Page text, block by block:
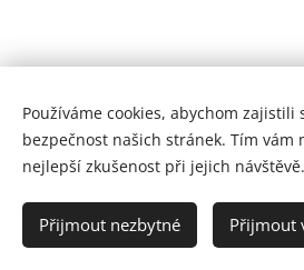
Poliklinika Králův Dvůr | Jsme
BH MED s.r.o. ® 2025
Používáme cookies, abychom zajistili
bezpečnost našich stránek. Tím vám
nejlepší zkušenost při jejich návštěvě.
Přijmout nezbytné Přijmout